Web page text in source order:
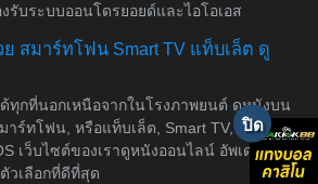
รับระบบออนโดรยอยด์และไอโอเอส
สมาร์ทโฟน Smart TV แท็บเล็ต ดู
ทุกที่นอกเหนือจากในโรงภาพยนต์ ดูหนังบน
ร์ทโฟน, หรือแท็บเล็ต, Smart TV, รองรับ
เว็บไซต์ของเราดูหนังออนไลน์ อัพเดทหนัง
วเลือกที่ดีที่สุด